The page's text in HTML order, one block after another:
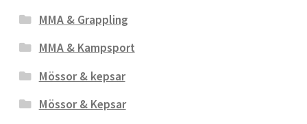
MMA & Grappling
MMA & Kampsport
Mössor & kepsar
Mössor & Kepsar